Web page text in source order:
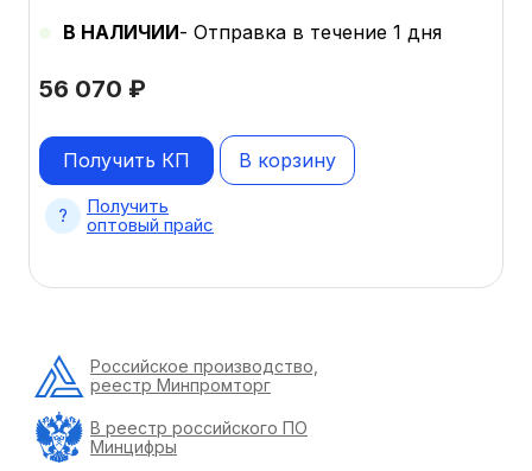
56 070 ₽
В НАЛИЧИИ- Отправка в течение 1 дня
В корзину
Получить КП
Получить
оптовый прайс
Российское производство,
реестр Минпромторг
В реестр российского ПО
Минцифры